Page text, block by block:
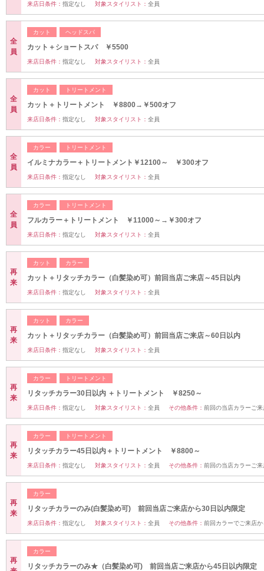
来店日条件： 指定なし 対象スタイリスト： 全員
全
員
カット ヘッドスパ
カット＋ショートスパ ￥5500
来店日条件： 指定なし 対象スタイリスト： 全員
全
員
カット トリートメント
カット＋トリートメント ￥8800→￥500オフ
来店日条件： 指定なし 対象スタイリスト： 全員
全
員
カラー トリートメント
イルミナカラー＋トリートメント￥12100～ ￥300オフ
来店日条件： 指定なし 対象スタイリスト： 全員
全
員
カラー トリートメント
フルカラー＋トリートメント ￥11000～→￥300オフ
来店日条件： 指定なし 対象スタイリスト： 全員
再
来
カット カラー
カット＋リタッチカラー（白髪染め可）前回当店ご来店～45日以内
来店日条件： 指定なし 対象スタイリスト： 全員
再
来
カット カラー
カット＋リタッチカラー（白髪染め可）前回当店ご来店～60日以内
来店日条件： 指定なし 対象スタイリスト： 全員
再
来
カラー トリートメント
リタッチカラー30日以内 ＋トリートメント ￥8250～
来店日条件： 指定なし 対象スタイリスト： 全員 その他条件： 前回の当店カラーご
再
来
カラー トリートメント
リタッチカラー45日以内＋トリートメント ￥8800～
来店日条件： 指定なし 対象スタイリスト： 全員 その他条件： 前回の当店カラーご
再
来
カラー
リタッチカラーのみ(白髪染め可) 前回当店ご来店から30日以内限定
来店日条件： 指定なし 対象スタイリスト： 全員 その他条件： 前回カラーでご来店
再
カラー
リタッチカラーのみ★（白髪染め可) 前回当店ご来店から45日以内限定